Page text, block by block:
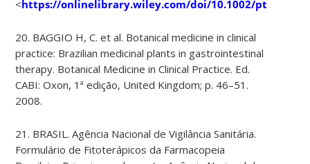
<https://onlinelibrary.wiley.com/doi/10.1002/ptr.5840
20. BAGGIO H, C. et al. Botanical medicine in clinical
practice: Brazilian medicinal plants in gastrointestinal
therapy. Botanical Medicine in Clinical Practice. Ed.
CABI: Oxon, 1ª edição, United Kingdom; p. 46–51.
2008.
21. BRASIL. Agência Nacional de Vigilância Sanitária.
Formulário de Fitoterápicos da Farmacopeia